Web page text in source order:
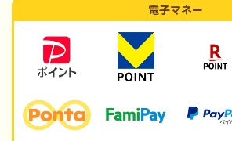
電子マネー